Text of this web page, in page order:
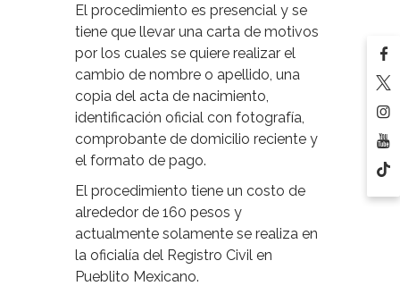
El procedimiento es presencial y se
tiene que llevar una carta de motivos
por los cuales se quiere realizar el
cambio de nombre o apellido, una
copia del acta de nacimiento,
identificación oficial con fotografía,
comprobante de domicilio reciente y
el formato de pago.
El procedimiento tiene un costo de
alrededor de 160 pesos y
actualmente solamente se realiza en
la oficialía del Registro Civil en
Pueblito Mexicano.